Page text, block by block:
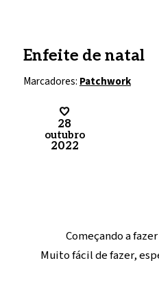
Enfeite de natal
Marcadores: Patchwork
28
outubro
2022
Começando a
Muito fácil de fazer,